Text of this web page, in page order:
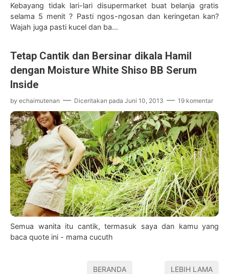
Kebayang tidak lari-lari disupermarket buat belanja gratis
selama 5 menit ? Pasti ngos-ngosan dan keringetan kan?
Wajah juga pasti kucel dan ba…
Tetap Cantik dan Bersinar dikala Hamil
dengan Moisture White Shiso BB Serum
Inside
by echaimutenan Diceritakan pada Juni 10, 2013 19 komentar
Semua wanita itu cantik, termasuk saya dan kamu yang
baca quote ini - mama cucuth
BERANDA LEBIH LAMA